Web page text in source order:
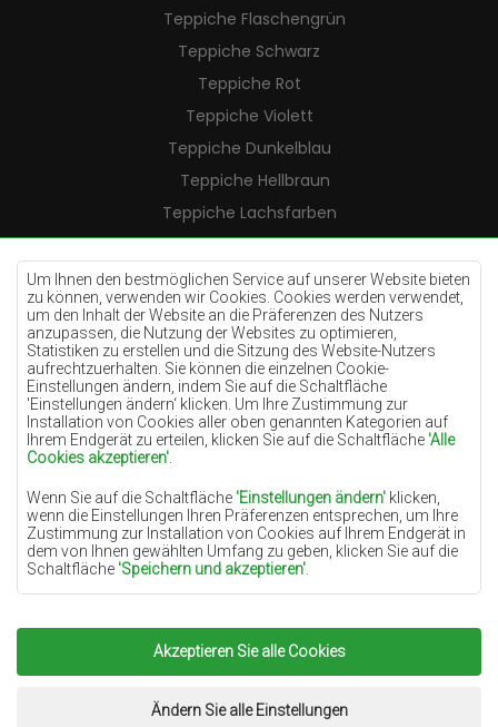
Um Ihnen den bestmöglichen Service auf unserer Website bieten
zu können, verwenden wir Cookies. Cookies werden verwendet,
um den Inhalt der Website an die Präferenzen des Nutzers
anzupassen, die Nutzung der Websites zu optimieren,
Statistiken zu erstellen und die Sitzung des Website-Nutzers
aufrechtzuerhalten. Sie können die einzelnen Cookie-
Einstellungen ändern, indem Sie auf die Schaltfläche
'Einstellungen ändern‘ klicken. Um Ihre Zustimmung zur
Installation von Cookies aller oben genannten Kategorien auf
Ihrem Endgerät zu erteilen, klicken Sie auf die Schaltfläche 'Alle
Cookies akzeptieren'
Wenn Sie auf die Schaltfläche 'Einstellungen ändern' klicken,
wenn die Einstellungen Ihren Präferenzen entsprechen, um Ihre
Zustimmung zur Installation von Cookies auf Ihrem Endgerät in
dem von Ihnen gewählten Umfang zu geben, klicken Sie auf die
Schaltfläche 'Speichern und akzeptieren'
Grundlage für die Verarbeitung das berechtigte Interesse des
Datenverwalters (TEPPICHECHEMEX) oder Dritter in Form der
Bereitstellung qualitativ hochwertiger Dienste auf unserer
Website und der Marketingaktivitäten des Datenverwalters und
seiner vertrauenswürdigen Partner.
Akzeptieren Sie alle Cookies
Ändern Sie alle Einstellungen
Teppiche Flaschengrün
Teppiche Schwarz
Teppiche Rot
Teppiche Violett
Teppiche Dunkelblau
Teppiche Hellbraun
Teppiche Lachsfarben
Teppiche Cremefarben
Teppiche Lilac
Teppiche Gelb
Teppiche Pfefferminz
Teppiche Blau
Teppiche Orange
Teppiche Rosa
Teppiche Terrakotte
Teppiche Grün
Teppiche Golden
Copyright 2022Teppiche Chemex.Alle Rechte
Umsetzung:www.dimax.pl